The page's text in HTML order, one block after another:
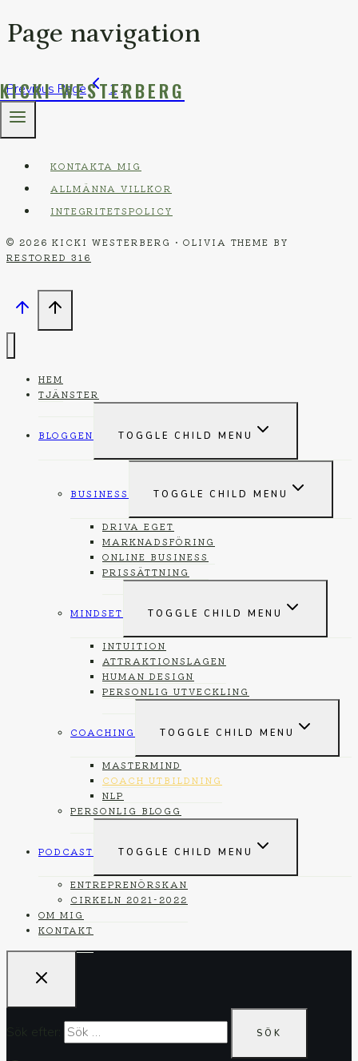
KICKI WESTERBERG
Page navigation
Previous Page 1 2
KONTAKTA MIG
ALLMÄNNA VILLKOR
INTEGRITETSPOLICY
© 2026 KICKI WESTERBERG • OLIVIA THEME BY
RESTORED 316
HEM
TJÄNSTER
BLOGGEN TOGGLE CHILD MENU
BUSINESS TOGGLE CHILD MENU
DRIVA EGET
MARKNADSFÖRING
ONLINE BUSINESS
PRISSÄTTNING
MINDSET TOGGLE CHILD MENU
INTUITION
ATTRAKTIONSLAGEN
HUMAN DESIGN
PERSONLIG UTVECKLING
COACHING TOGGLE CHILD MENU
MASTERMIND
COACH UTBILDNING
NLP
PERSONLIG BLOGG
PODCAST TOGGLE CHILD MENU
ENTREPRENÖRSKAN
CIRKELN 2021-2022
OM MIG
KONTAKT
Sök efter: